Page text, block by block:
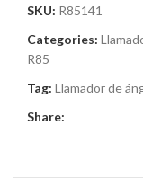
SKU: R85141
Categories:
R85
Tag: Llamador de
Share: